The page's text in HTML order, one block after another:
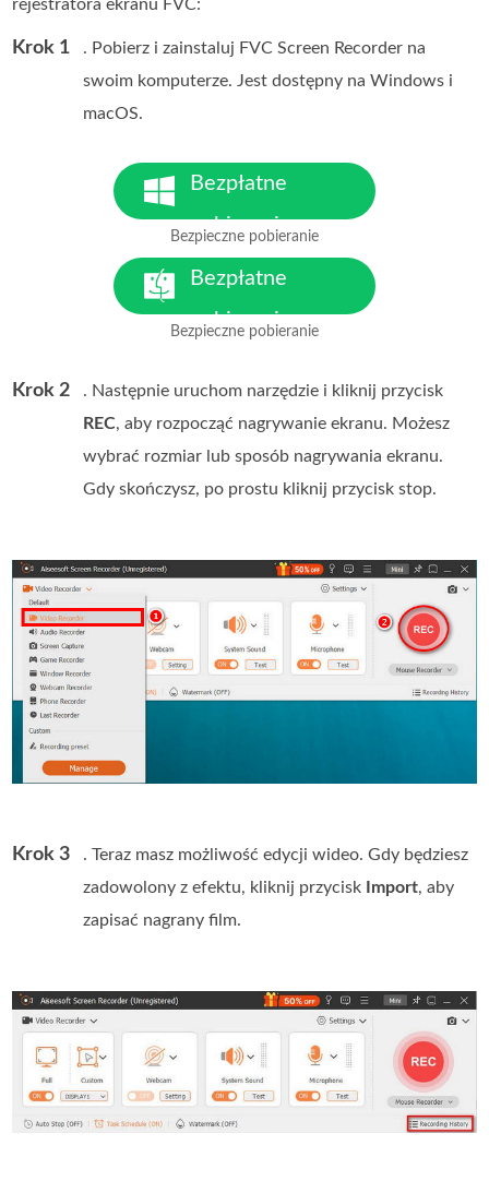
rejestratora ekranu FVC:
Krok 1
. Pobierz i zainstaluj FVC Screen Recorder na
swoim komputerze. Jest dostępny na Windows i
macOS.
Bezpłatne
pobieranie
Dla Windows 7 lub nowszego
Bezpieczne pobieranie
Bezpłatne
pobieranie
Dla MacOS 10.7 lub nowszego
Bezpieczne pobieranie
Krok 2
. Następnie uruchom narzędzie i kliknij przycisk
REC, aby rozpocząć nagrywanie ekranu. Możesz
wybrać rozmiar lub sposób nagrywania ekranu.
Gdy skończysz, po prostu kliknij przycisk stop.
Krok 3
. Teraz masz możliwość edycji wideo. Gdy będziesz
zadowolony z efektu, kliknij przycisk
Import, aby
zapisać nagrany film.